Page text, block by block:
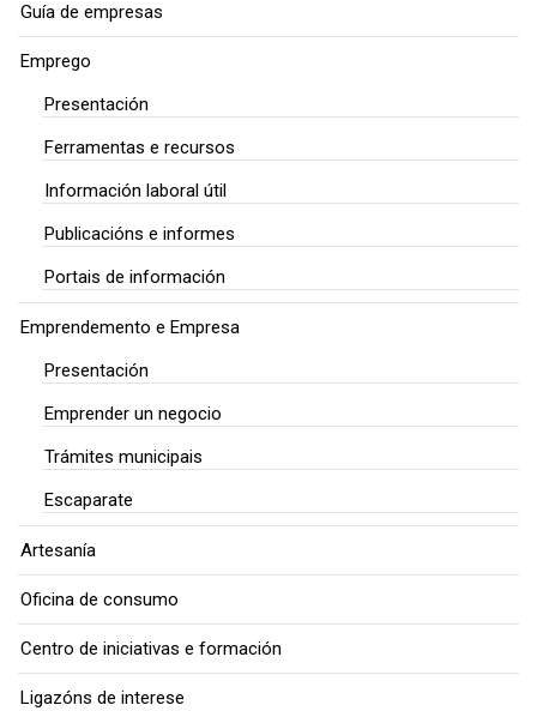
Guía de empresas
Emprego
Presentación
Ferramentas e recursos
Información laboral útil
Publicacións e informes
Portais de información
Emprendemento e Empresa
Presentación
Emprender un negocio
Trámites municipais
Escaparate
Artesanía
Oficina de consumo
Centro de iniciativas e formación
Ligazóns de interese